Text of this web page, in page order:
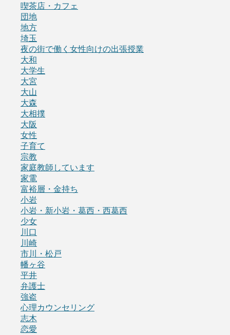
喫茶店・カフェ
団地
地方
埼玉
夜の街で働く女性向けの出張授業
大和
大学生
大宮
大山
大森
大相撲
大阪
女性
子育て
宗教
家庭教師しています
家電
富裕層・金持ち
小岩
小岩・新小岩・葛西・西葛西
少女
川口
川崎
市川・松戸
幡ヶ谷
平井
弁護士
強盗
心理カウンセリング
志木
恋愛